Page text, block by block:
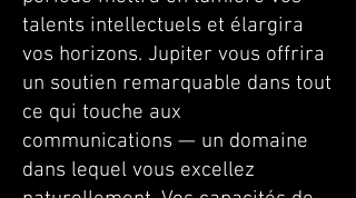
talents intellectuels et élargira
vos horizons. Jupiter vous offrira
un soutien remarquable dans tout
ce qui touche aux
communications — un domaine
dans lequel vous excellez